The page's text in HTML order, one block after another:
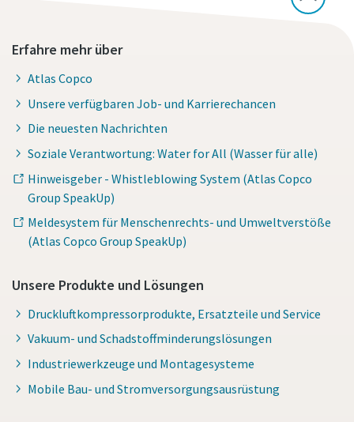
Erfahre mehr über
Atlas Copco
Unsere verfügbaren Job- und Karrierechancen
Die neuesten Nachrichten
Soziale Verantwortung: Water for All (Wasser für alle)
Hinweisgeber - Whistleblowing System (Atlas Copco
Group SpeakUp)
Meldesystem für Menschenrechts- und Umweltverstöße
(Atlas Copco Group SpeakUp)
Unsere Produkte und Lösungen
Druckluftkompressorprodukte, Ersatzteile und Service
Vakuum- und Schadstoffminderungslösungen
Industriewerkzeuge und Montagesysteme
Mobile Bau- und Stromversorgungsausrüstung